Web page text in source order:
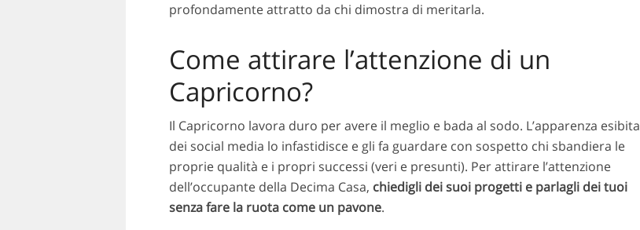
profondamente attratto da chi dimostra di meritarla.
Come attirare l’attenzione di un
Capricorno?
Il Capricorno lavora duro per avere il meglio e bada al sodo. L’apparenza esibita
dei social media lo infastidisce e gli fa guardare con sospetto chi sbandiera le
proprie qualità e i propri successi (veri e presunti). Per attirare l’attenzione
dell’occupante della Decima Casa, chiedigli dei suoi progetti e parlagli dei tuoi
senza fare la ruota come un pavone.